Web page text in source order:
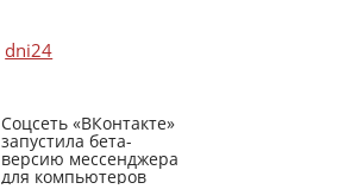
dni24
Соцсеть «ВКонтакте»
запустила бета-
версию мессенджера
для компьютеров